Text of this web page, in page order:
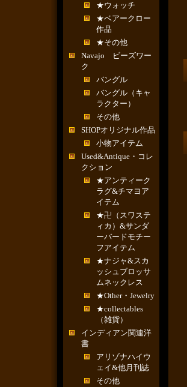
★ウォッチ
★ベアークロー
作品
★その他
Navajo ビーズワー
ク
バングル
バングル（キャ
ラクター）
その他
SHOPオリジナル作品
小物アイテム
Used&Antique・コレ
クション
★アンティーク
ラグ&チマヨア
イテム
★卍（スワステ
ィカ）&サンダ
ーバードモチー
フアイテム
★ナジャ&スカ
ッシュブロッサ
ムネックレス
★Other・Jewelry
★collectables
（雑貨）
インディアン関連洋
書
アリゾナハイウ
ェイ&他月刊誌
その他